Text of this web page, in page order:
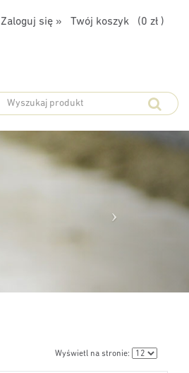
Zaloguj się » Twój koszyk (0 zł )
Wyświetl na stronie: